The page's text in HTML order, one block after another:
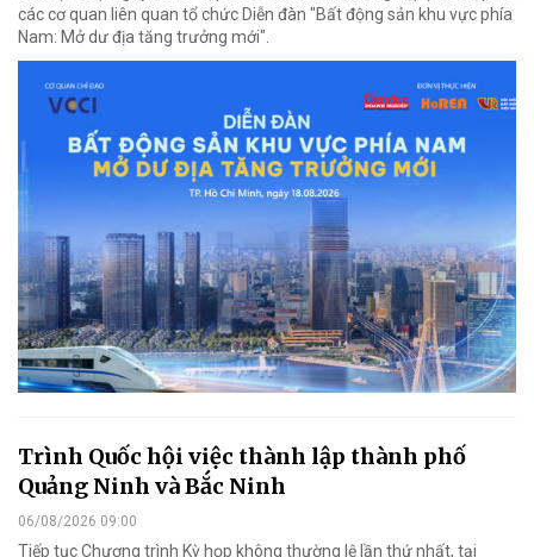
các cơ quan liên quan tổ chức Diễn đàn "Bất động sản khu vực phía
Nam: Mở dư địa tăng trưởng mới".
Trình Quốc hội việc thành lập thành phố
Quảng Ninh và Bắc Ninh
06/08/2026 09:00
Tiếp tục Chương trình Kỳ họp không thường lệ lần thứ nhất, tại